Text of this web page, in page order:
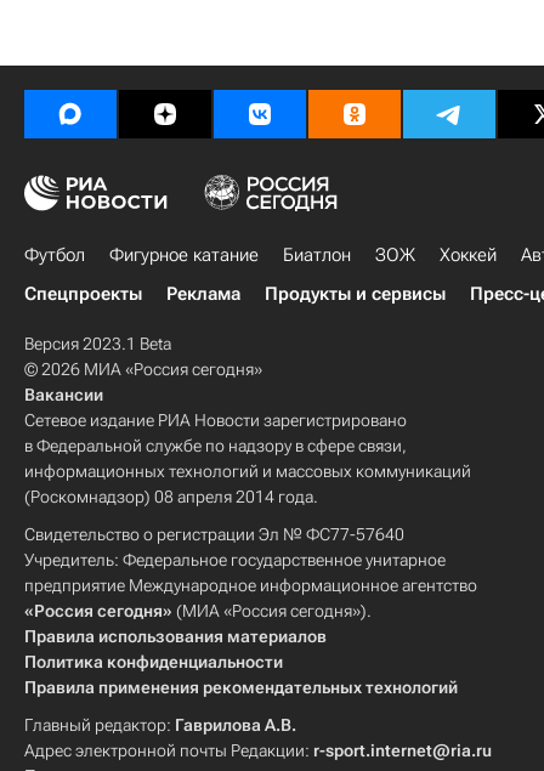
Футбол Фигурное катание Биатлон ЗОЖ Хоккей
Спецпроекты
Реклама Продукты и сервисы Пресс-
Версия 2023.1 Beta
© 2026 МИА «Россия сегодня»
Вакансии
Сетевое издание РИА Новости зарегистрировано
в Федеральной службе по надзору в сфере связи,
информационных технологий и массовых коммуникаций
(Роскомнадзор) 08 апреля 2014 года.
Свидетельство о регистрации Эл № ФС77-57640
Учредитель: Федеральное государственное унитарное
предприятие Международное информационное агентство
«Россия сегодня» (МИА «Россия сегодня»).
Правила использования материалов
Политика конфиденциальности
Правила применения рекомендательных технологий
Главный редактор: Гаврилова А.В.
Адрес электронной почты Редакции: r-sport.internet@ria.ru